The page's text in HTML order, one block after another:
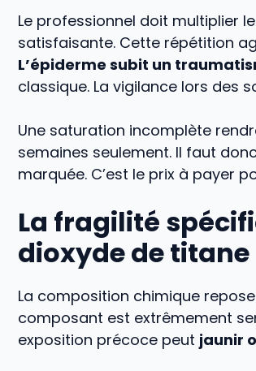
Le professionnel doit multiplier
satisfaisante. Cette répétition
L’épiderme subit un
classique. La vigilance lors des
Une saturation incomplète
semaines seulement. Il faut
marquée. C’est le prix à payer
La fragilité
dioxyde de titane
La composition chimique
composant est extrêmement
exposition précoce peut jaunir